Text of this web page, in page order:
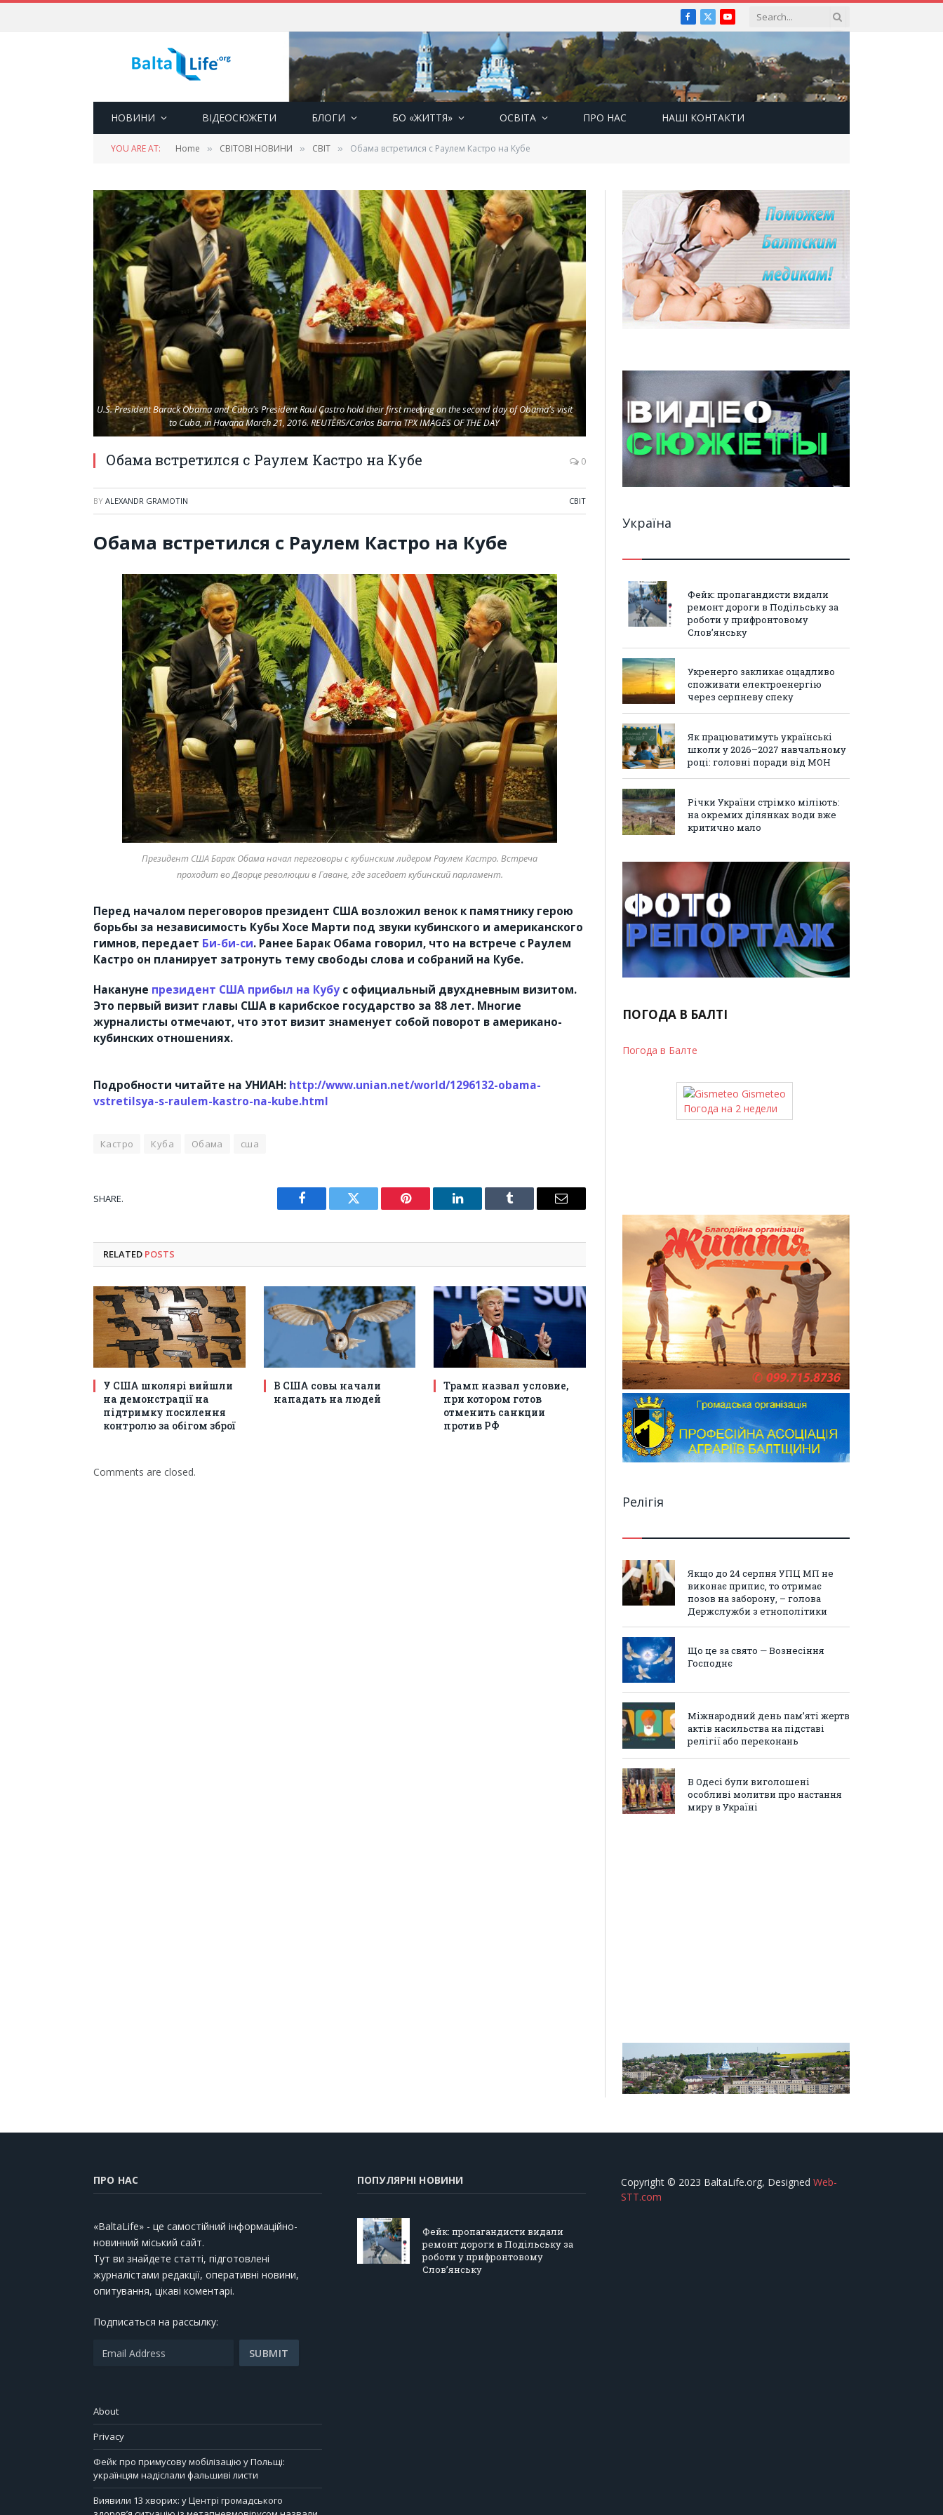
Facebook
X
(Twitter)
YouTube
НОВИНИ ВІДЕОСЮЖЕТИ БЛОГИ БО «ЖИТТЯ» ОСВІТА ПРО НАС НАШІ КОНТАКТИ
YOU ARE AT: Home » СВІТОВІ НОВИНИ » СВІТ » Обама встретился с Раулем Кастро на Кубе
U.S. President Barack Obama and Cuba's President Raul Castro hold their first meeting on the second day of Obama's visit
to Cuba, in Havana March 21, 2016. REUTERS/Carlos Barria TPX IMAGES OF THE DAY
Обама встретился с Раулем Кастро на Кубе 0
BY ALEXANDR GRAMOTIN СВІТ
Обама встретился с Раулем Кастро на Кубе
Президент США Барак Обама начал переговоры с кубинским лидером Раулем Кастро. Встреча
проходит во Дворце революции в Гаване, где заседает кубинский парламент.
Перед началом переговоров президент США возложил венок к памятнику герою
борьбы за независимость Кубы Хосе Марти под звуки кубинского и американского
гимнов, передает Би-би-си. Ранее Барак Обама говорил, что на встрече с Раулем
Кастро он планирует затронуть тему свободы слова и собраний на Кубе.
Накануне президент США прибыл на Кубу с официальный двухдневным визитом.
Это первый визит главы США в карибское государство за 88 лет. Многие
журналисты отмечают, что этот визит знаменует собой поворот в американо-
кубинских отношениях.
Подробности читайте на УНИАН: http://www.unian.net/world/1296132-obama-
vstretilsya-s-raulem-kastro-na-kube.html
Кастро Куба Обама сша
SHARE.
Facebook Twitter Pinterest LinkedIn Tumblr Email
RELATED POSTS
У США школярі вийшли
на демонстрації на
підтримку посилення
контролю за обігом зброї
В США совы начали
нападать на людей
Трамп назвал условие,
при котором готов
отменить санкции
против РФ
Comments are closed.
Україна
Фейк: пропагандисти видали
ремонт дороги в Подільську за
роботи у прифронтовому
Слов’янську
Укренерго закликає ощадливо
споживати електроенергію
через серпневу спеку
Як працюватимуть українські
школи у 2026–2027 навчальному
році: головні поради від МОН
Річки України стрімко міліють:
на окремих ділянках води вже
критично мало
ПОГОДА В БАЛТІ
Погода в Балте
Gismeteo
Погода на 2 недели
Релігія
Якщо до 24 серпня УПЦ МП не
виконає припис, то отримає
позов на заборону, – голова
Держслужби з етнополітики
Що це за свято — Вознесіння
Господнє
Міжнародний день пам’яті жертв
актів насильства на підставі
релігії або переконань
В Одесі були виголошені
особливі молитви про настання
миру в Україні
ПРО НАС
«BaltaLife» - це самостійний інформаційно-
новинний міський сайт.
Тут ви знайдете статті, підготовлені
журналістами редакції, оперативні новини,
опитування, цікаві коментарі.
Подписаться на рассылку:
ПОПУЛЯРНІ НОВИНИ
Фейк: пропагандисти видали
ремонт дороги в Подільську за
роботи у прифронтовому
Слов’янську
Copyright © 2023 BaltaLife.org, Designed Web-
STT.com
About
Privacy
Фейк про примусову мобілізацію у Польщі:
українцям надіслали фальшиві листи
Виявили 13 хворих: у Центрі громадського